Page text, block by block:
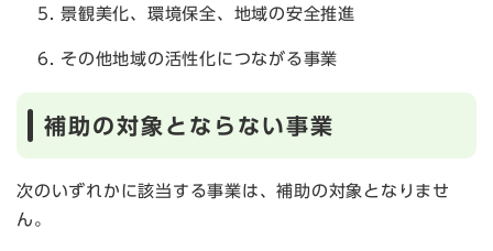
景観美化、環境保全、地域の安全推進
その他地域の活性化につながる事業
補助の対象とならない事業
次のいずれかに該当する事業は、補助の対象となりませ
ん。